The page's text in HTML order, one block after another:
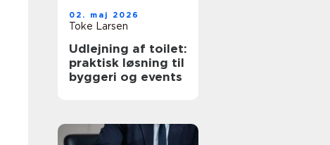
02. maj 2026
Toke Larsen
Udlejning af toilet:
praktisk løsning til
byggeri og events